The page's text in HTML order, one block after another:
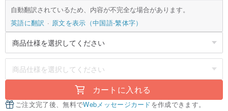
自動翻訳されているため、内容が不完全な場合があります。
英語に翻訳
原文を表示（中国語-繁体字）
カートに入れる
ご注文完了後、無料でWebメッセージカードを作成できます。